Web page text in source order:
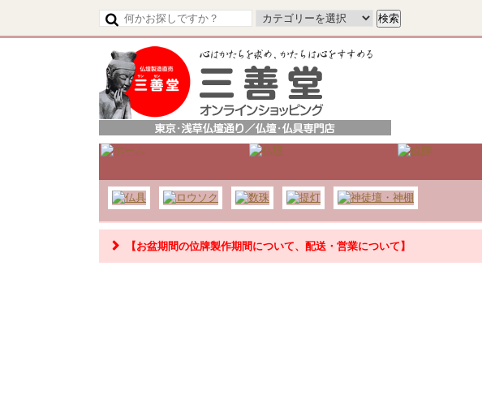
【令和8年熊本地震の影響によるお荷物のお届けについて】
【お盆期間の位牌製作期間について、配送・営業について】